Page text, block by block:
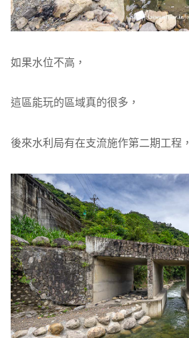
如果水位不高，
這區能玩的區域真的很多，
後來水利局有在支流施作第二期工程，